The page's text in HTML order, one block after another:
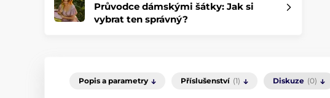
Průvodce dámskými šátky: Jak si
vybrat ten správný?
Popis a parametry Příslušenství (1) Diskuze (0)